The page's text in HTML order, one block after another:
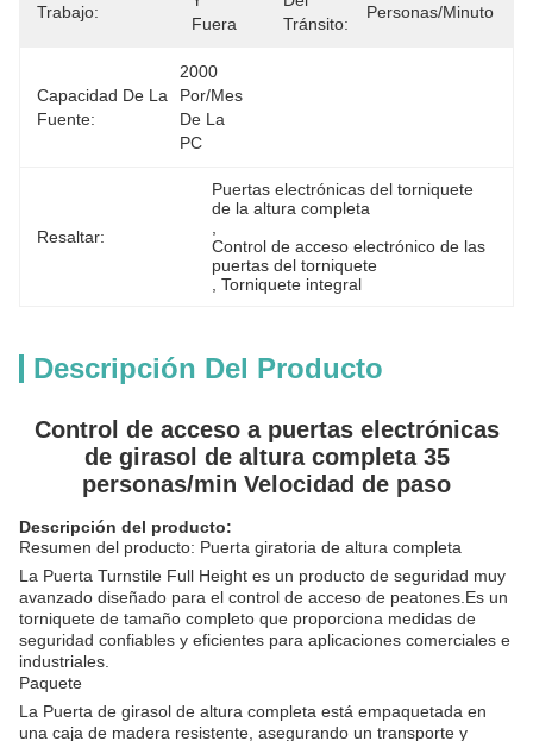
Trabajo:
Fuera
Tránsito:
Personas/minuto
Capacidad De La
Fuente:
2000
Por/mes
De La
PC
Resaltar:
Puertas electrónicas del torniquete
de la altura completa
Control de acceso electrónico de las
puertas del torniquete
, Torniquete integral
Descripción Del Producto
Control de acceso a puertas electrónicas
de girasol de altura completa 35
personas/min Velocidad de paso
Descripción del producto:
Resumen del producto: Puerta giratoria de altura completa
La Puerta Turnstile Full Height es un producto de seguridad muy
avanzado diseñado para el control de acceso de peatones.Es un
torniquete de tamaño completo que proporciona medidas de
seguridad confiables y eficientes para aplicaciones comerciales e
industriales.
Paquete
La Puerta de girasol de altura completa está empaquetada en
una caja de madera resistente, asegurando un transporte y